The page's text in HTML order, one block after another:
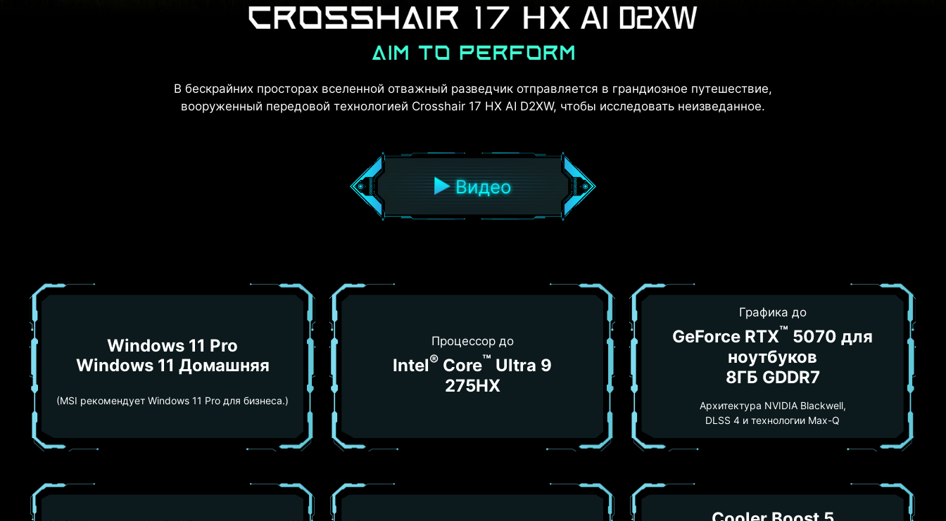
В бескрайних просторах вселенной отважный разведчик отправляется в грандиозное путешествие,
вооруженный передовой технологией Crosshair 17 HX AI D2XW, чтобы исследовать неизведанное.
Видео
Windows 11 Pro
Windows 11 Домашняя
(MSI рекомендует Windows 11 Pro для бизнеса.)
Процессор до
Intel® Core™ Ultra 9
275HX
Графика до
GeForce RTX™ 5070 для
ноутбуков
8ГБ GDDR7
Архитектура NVIDIA Blackwell,
DLSS 4 и технологии Max-Q